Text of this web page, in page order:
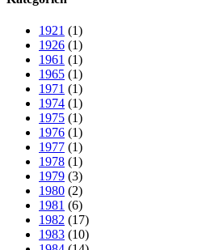
1921 (1)
1926 (1)
1961 (1)
1965 (1)
1971 (1)
1974 (1)
1975 (1)
1976 (1)
1977 (1)
1978 (1)
1979 (3)
1980 (2)
1981 (6)
1982 (17)
1983 (10)